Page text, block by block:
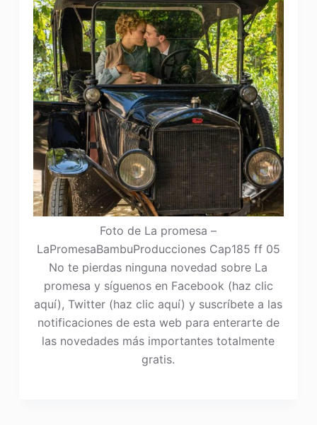
Foto de La promesa –
LaPromesaBambuProducciones Cap185 ff 05
No te pierdas ninguna novedad sobre La
promesa y síguenos en Facebook (haz clic
aquí), Twitter (haz clic aquí) y suscríbete a las
notificaciones de esta web para enterarte de
las novedades más importantes totalmente
gratis.